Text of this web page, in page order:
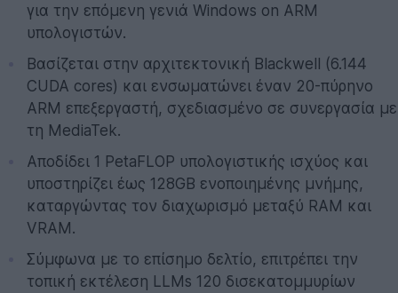
για την επόμενη γενιά Windows on ARM
υπολογιστών.
Βασίζεται στην αρχιτεκτονική Blackwell (6.144
CUDA cores) και ενσωματώνει έναν 20-πύρηνο
ARM επεξεργαστή, σχεδιασμένο σε συνεργασία με
τη MediaTek.
Αποδίδει 1 PetaFLOP υπολογιστικής ισχύος και
υποστηρίζει έως 128GB ενοποιημένης μνήμης,
καταργώντας τον διαχωρισμό μεταξύ RAM και
VRAM.
Σύμφωνα με το επίσημο δελτίο, επιτρέπει την
τοπική εκτέλεση LLMs 120 δισεκατομμυρίων